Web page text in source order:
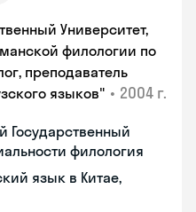
Университет,
филологии по
преподаватель
языков" • 2004 г.
Государственный
филология
язык в Китае,